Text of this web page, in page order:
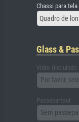
Chassi para tela
Quadro de
Glass &
Vidro (incluindo
Por favor,
Passepartout
Sem